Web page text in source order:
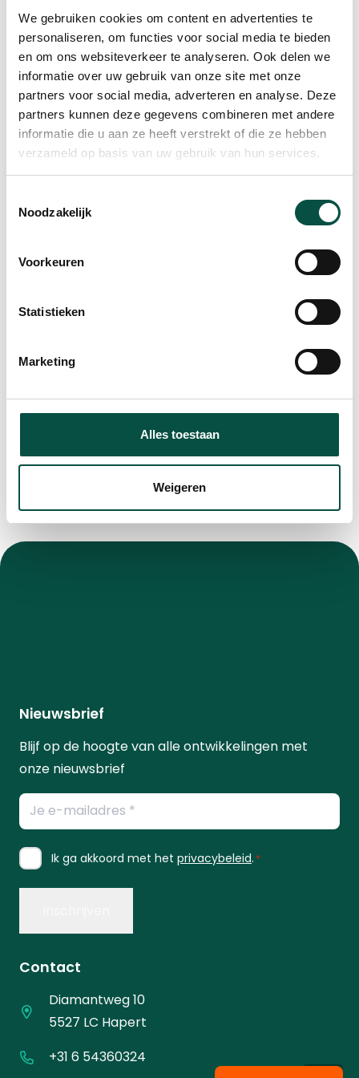
We gebruiken cookies om content en advertenties te
personaliseren, om functies voor social media te bieden
en om ons websiteverkeer te analyseren. Ook delen we
informatie over uw gebruik van onze site met onze
partners voor social media, adverteren en analyse. Deze
partners kunnen deze gegevens combineren met andere
informatie die u aan ze heeft verstrekt of die ze hebben
verzameld op basis van uw gebruik van hun services.
Noodzakelijk
Voorkeuren
Statistieken
Marketing
Alles toestaan
Weigeren
zo hoog als nu. Maar wat zijn nou de grootste
uitdagingen?
VNO-NCW Brabant Zeeland onderzoekt daarom
samen met de Limburgse Werkgevers Vereniging
(LWV) waar ondernemers in Zuid-Nederland
tegenaan lopen. Wil jij jouw uitdagingen met ons
delen? Invullen kost je nog geen 5 minuten.
met het bedrijfsleven in onze regio en brengen we
bestuurders van zowel de provincies als het Rijk.
Nieuwsbrief
Blijf op de hoogte van alle ontwikkelingen met
onze nieuwsbrief
E-
mailadres
*
Instemming
Ik ga akkoord met het privacybeleid. *
Contact
Diamantweg 10
5527 LC Hapert
+31 6 54360324